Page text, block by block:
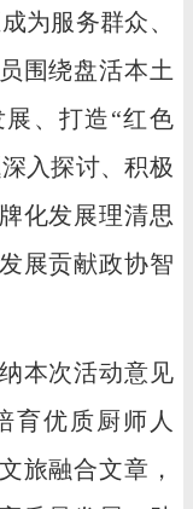
为服务群众、
围绕盘活本土
、打造“红色
入探讨、积极
化发展理清思
展贡献政协智
本次活动意见
育优质厨师人
旅融合文章，